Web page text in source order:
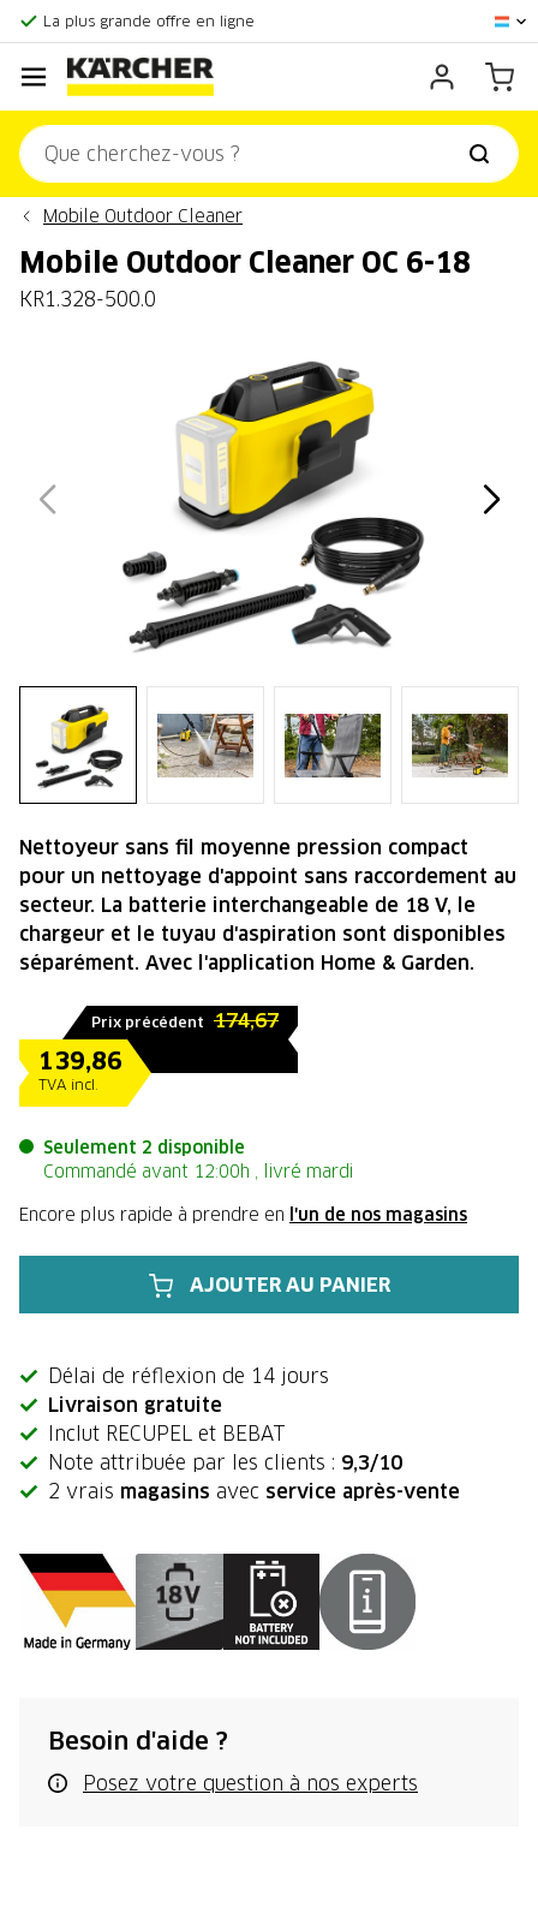
La plus grande offre en ligne
Centre officiel Kärcher
Score client:9,3/10
Mobile Outdoor Cleaner
Mobile Outdoor Cleaner OC 6-18
KR1.328-500.0
Prix précédent 174,67
139,86
TVA incl.
Seulement 2 disponible
Commandé avant 12:00h , livré mardi
Encore plus rapide à prendre en l'un de nos magasins
AJOUTER AU PANIER
Délai de réflexion de 14 jours
Livraison gratuite
Inclut RECUPEL et BEBAT
Note attribuée par les clients : 9,3/10
2 vrais magasins avec service après-vente
Besoin d'aide ?
Posez votre question à nos experts
Nettoyeur sans fil moyenne pression compact
pour un nettoyage d'appoint sans raccordement au
secteur. La batterie interchangeable de 18 V, le
chargeur et le tuyau d'aspiration sont disponibles
séparément. Avec l'application Home & Garden.